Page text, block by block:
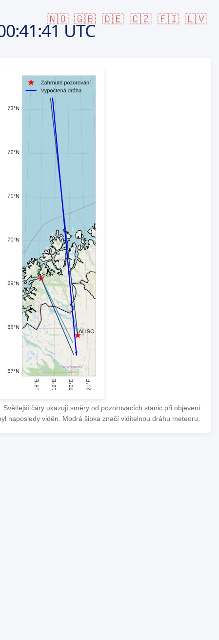
🇳🇴 🇬🇧 🇩🇪 🇨🇿 🇫🇮 🇱🇻
UTC
Světlejší čáry ukazují směry od pozorovacích stanic při objevení
naposledy viděn. Modrá šipka značí viditelnou dráhu meteoru.